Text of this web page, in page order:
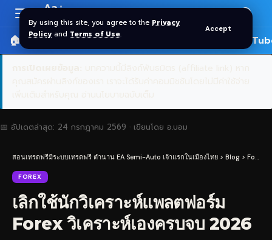
By using this site, you agree to the Privacy
Policy and Terms of Use.
Accept
Resizer
Aa
🏠 หน้าแรก ราคาทอง SPDR 🎬
📅 อัปเดตล่าสุด: 24 กรกฎาคม 2569 · เขียนโดย อ.บอม
สอนเทรดฟรีมีระบบเทรดฟรี ตำนาน EA Semi-Auto เจ้าแรกในเมืองไทย > Blog > Forex
FOREX
เลิกใช้นักวิเคราะห์แพลตฟอร์ม
Forex วิเคราะห์เองครบจบ 2026